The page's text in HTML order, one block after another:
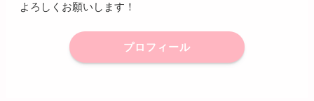
よろしくお願いします！
プロフィール